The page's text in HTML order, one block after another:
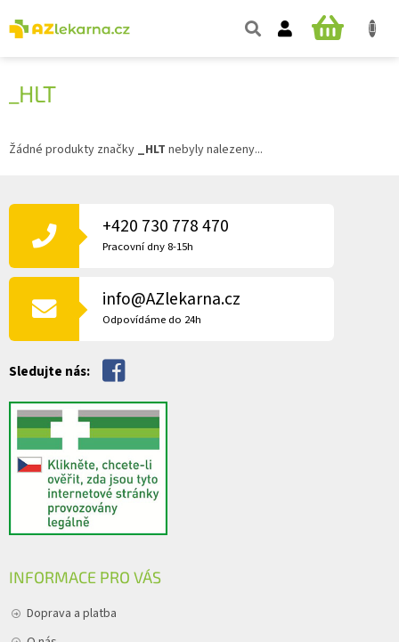
na
obsah
NÁKUPNÍ
_HLT
Žádné produkty značky _HLT nebyly nalezeny...
Á
T
+420 730 778 470
Pracovní dny 8-15h
info@AZlekarna.cz
Odpovídáme do 24h
Sledujte nás:
INFORMACE PRO VÁS
Doprava a platba